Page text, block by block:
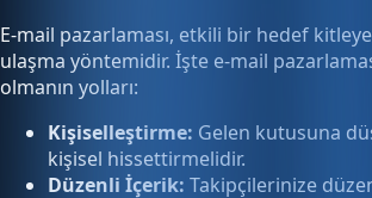
E-mail pazarlaması, etkili bir hedef
ulaşma yöntemidir. İşte e-mail
olmanın yolları:
Kişiselleştirme: Gelen kutusuna
kişisel hissettirmelidir.
Düzenli İçerik: Takipçilerinize